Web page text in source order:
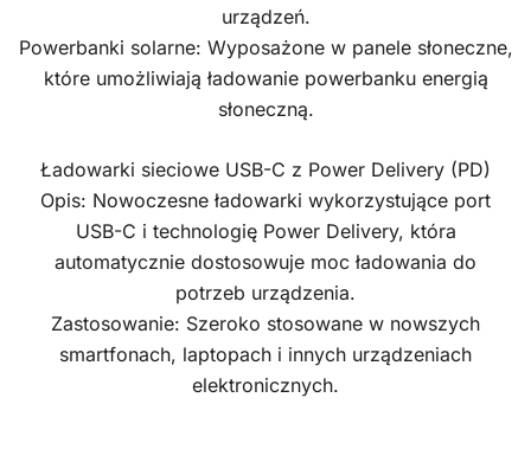
urządzeń.
Powerbanki solarne: Wyposażone w panele słoneczne,
które umożliwiają ładowanie powerbanku energią
słoneczną.
Ładowarki sieciowe USB-C z Power Delivery (PD)
Opis: Nowoczesne ładowarki wykorzystujące port
USB-C i technologię Power Delivery, która
automatycznie dostosowuje moc ładowania do
potrzeb urządzenia.
Zastosowanie: Szeroko stosowane w nowszych
smartfonach, laptopach i innych urządzeniach
elektronicznych.